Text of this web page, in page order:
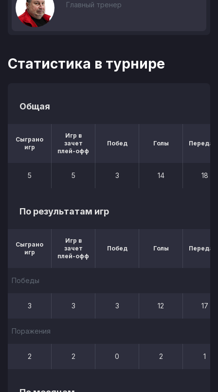
Главный тренер
Статистика в турнире
Общая
Сыграно
игр
Игр в
зачет
плей-офф
Побед Голы
5 5 3 14 18
По результатам игр
Сыграно
игр
Игр в
зачет
плей-офф
Побед Голы
Победы
3 3 3 12 17
Поражения
2 2 0 2 1